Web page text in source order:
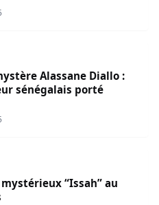
Alassane Diallo :
sénégalais porté
“Issah” au